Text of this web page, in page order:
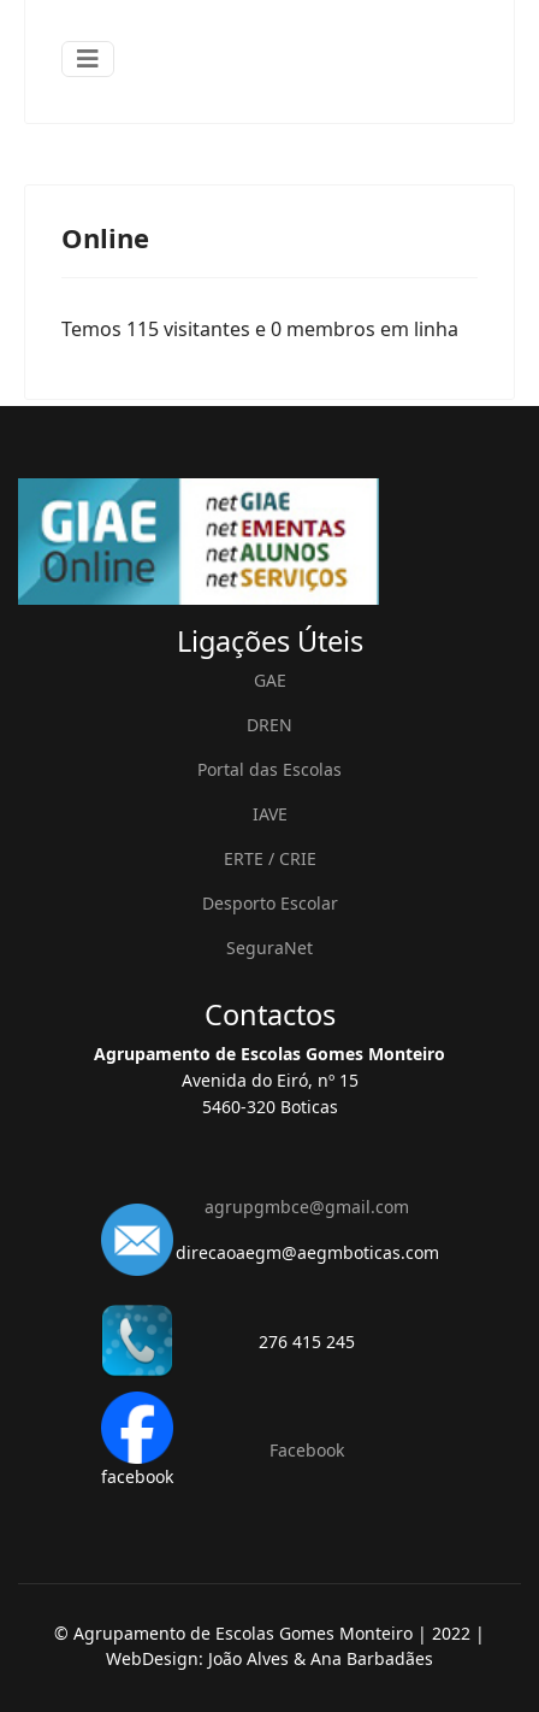
Online
Temos 115 visitantes e 0 membros em linha
LigaçõesÚteis
GAE
DREN
Portal das Escolas
IAVE
ERTE / CRIE
Desporto Escolar
SeguraNet
Contactos
Agrupamento de Escolas Gomes Monteiro
Avenida do Eiró, nº 15
5460-320 Boticas
agrupgmbce@gmail.com
direcaoaegm@aegmboticas.com
276 415 245
facebook
Facebook
© Agrupamento de Escolas Gomes Monteiro | 2022 |
WebDesign: João Alves & Ana Barbadães